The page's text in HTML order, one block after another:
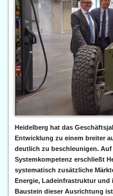
Heidelberg hat das
Entwicklung zu einem breiter
deutlich zu beschleunigen.
Systemkompetenz erschließt
systematisch zusätzliche
Energie, Ladeinfrastruktur
Baustein dieser Ausrichtung